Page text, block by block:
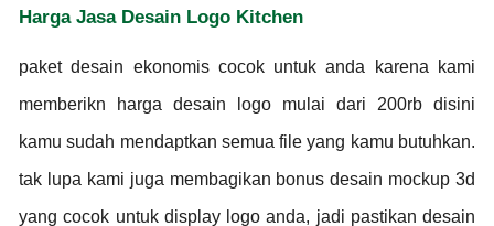
Harga Jasa Desain Logo Kitchen
paket desain ekonomis cocok untuk anda karena kami
memberikn harga desain logo mulai dari 200rb disini
kamu sudah mendaptkan semua file yang kamu butuhkan.
tak lupa kami juga membagikan bonus desain mockup 3d
yang cocok untuk display logo anda, jadi pastikan desain